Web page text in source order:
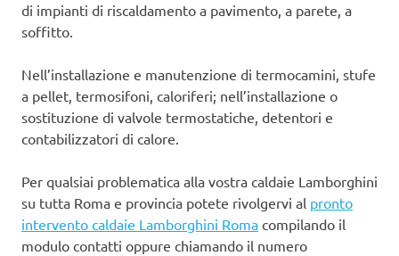
di impianti di riscaldamento a pavimento, a parete, a
soffitto.
Nell’installazione e manutenzione di termocamini, stufe
a pellet, termosifoni, caloriferi; nell’installazione o
sostituzione di valvole termostatiche, detentori e
contabilizzatori di calore.
Per qualsiai problematica alla vostra caldaie Lamborghini
su tutta Roma e provincia potete rivolgervi al pronto
intervento caldaie Lamborghini Roma compilando il
modulo contatti oppure chiamando il numero